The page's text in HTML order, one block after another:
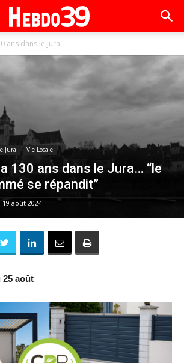
ans dans le Jura
Jura Vie Locale
130 ans dans le Jura… “le
se répandit”
19 août 2024
25 août